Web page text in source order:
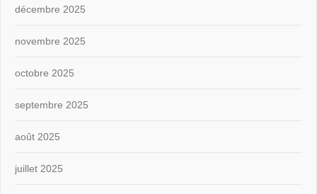
décembre 2025
novembre 2025
octobre 2025
septembre 2025
août 2025
juillet 2025